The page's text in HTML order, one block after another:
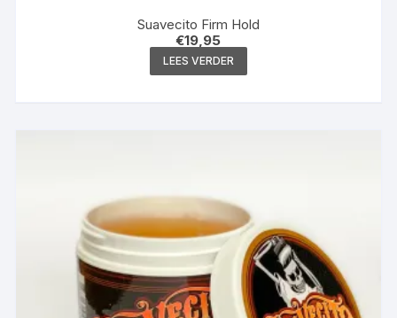
Suavecito Firm Hold
€19,95
LEES VERDER